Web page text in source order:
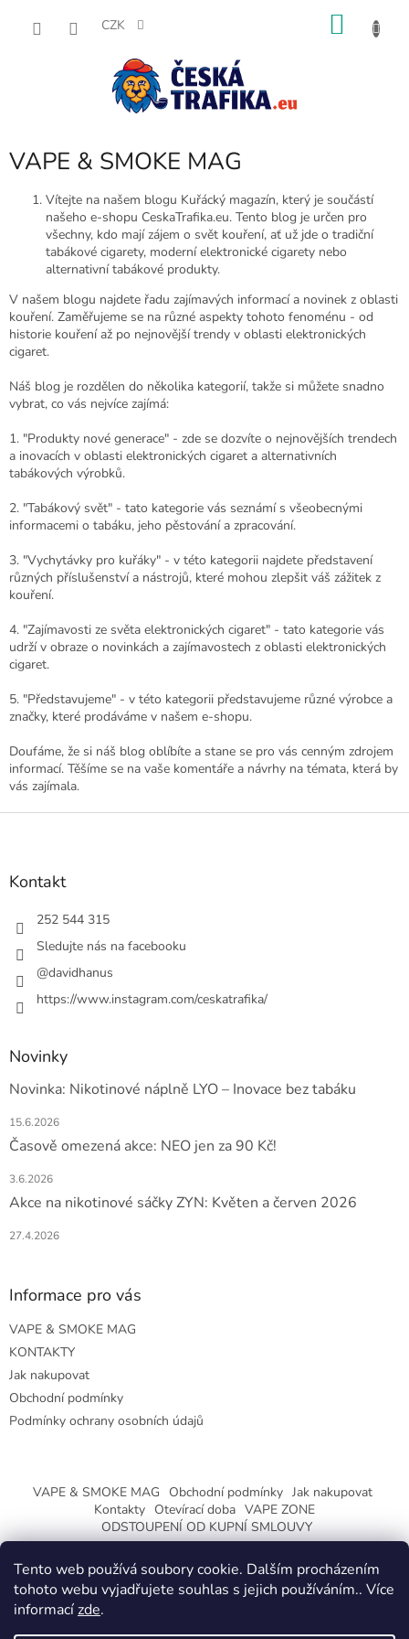
Tento web používá soubory cookie. Dalším procházením
tohoto webu vyjadřujete souhlas s jejich používáním.. Více
informacízde.
CZK
VAPE & SMOKE MAG
Vítejte na našem blogu Kuřácký magazín, který je součástí
našeho e-shopu CeskaTrafika.eu. Tento blog je určen pro
všechny, kdo mají zájem o svět kouření, ať už jde o tradiční
tabákové cigarety, moderní elektronické cigarety nebo
alternativní tabákové produkty.
V našem blogu najdete řadu zajímavých informací a novinek z oblasti
kouření. Zaměřujeme se na různé aspekty tohoto fenoménu - od
historie kouření až po nejnovější trendy v oblasti elektronických
cigaret.
Náš blog je rozdělen do několika kategorií, takže si můžete snadno
vybrat, co vás nejvíce zajímá:
1. "Produkty nové generace" - zde se dozvíte o nejnovějších trendech
a inovacích v oblasti elektronických cigaret a alternativních
tabákových výrobků.
2. "Tabákový svět" - tato kategorie vás seznámí s všeobecnými
informacemi o tabáku, jeho pěstování a zpracování.
3. "Vychytávky pro kuřáky" - v této kategorii najdete představení
různých příslušenství a nástrojů, které mohou zlepšit váš zážitek z
kouření.
4. "Zajímavosti ze světa elektronických cigaret" - tato kategorie vás
udrží v obraze o novinkách a zajímavostech z oblasti elektronických
cigaret.
5. "Představujeme" - v této kategorii představujeme různé výrobce a
značky, které prodáváme v našem e-shopu.
Doufáme, že si náš blog oblíbíte a stane se pro vás cenným zdrojem
informací. Těšíme se na vaše komentáře a návrhy na témata, která by
vás zajímala.
Z
Kontakt
252 544 315
Sledujte nás na facebooku
@davidhanus
https://www.instagram.com/ceskatrafika/
Novinky
Novinka: Nikotinové náplně LYO – Inovace bez tabáku
15.6.2026
Časově omezená akce: NEO jen za 90 Kč!
3.6.2026
Akce na nikotinové sáčky ZYN: Květen a červen 2026
27.4.2026
Informace pro vás
VAPE & SMOKE MAG
KONTAKTY
Jak nakupovat
Obchodní podmínky
Podmínky ochrany osobních údajů
VAPE & SMOKE MAG Obchodní podmínky Jak nakupovat
Kontakty Otevírací doba VAPE ZONE
ODSTOUPENÍ OD KUPNÍ SMLOUVY